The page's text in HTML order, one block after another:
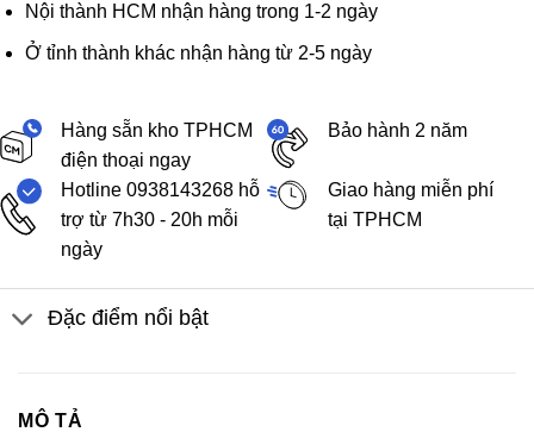
Nội thành HCM nhận hàng trong 1-2 ngày
Ở tỉnh thành khác nhận hàng từ 2-5 ngày
Hàng sẵn kho TPHCM
điện thoại ngay
Bảo hành 2 năm
Hotline 0938143268 hỗ
trợ từ 7h30 - 20h mỗi
ngày
Giao hàng miễn phí
tại TPHCM
Đặc điểm nổi bật
MÔ TẢ